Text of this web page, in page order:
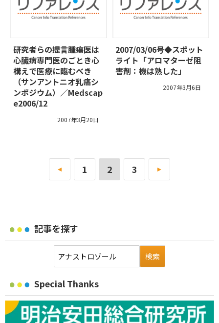
研究者らの提言――腫瘍医は
心臓病専門医のごとき心
構えで医療に臨むべき
（サンアントニオ乳癌シ
ンポジウム）／Medscap
e2006/12
2007年3月20日
2007/03/06号◆スポット
ライト「アロマターゼ阻
害剤：機は熟した」
2007年3月6日
« 1 2 3 »
記事を探す
Special Thanks